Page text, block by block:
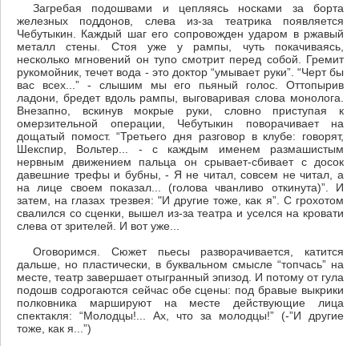
Загребая подошвами и цепляясь носками за борта
железных поддонов, слева из-за театрика появляется
Чебутыкин. Каждый шаг его сопровожден ударом в ржавый
металл стены. Стоя уже у рампы, чуть покачиваясь,
несколько мгновений он тупо смотрит перед собой. Гремит
рукомойник, течет вода - это доктор “умывает руки”. “Черт бы
вас всех...” - слышим мы его пьяный голос. Оттопырив
ладони, бредет вдоль рампы, выговаривая слова монолога.
Внезапно, вскинув мокрые руки, словно приступая к
омерзительной операции, Чебутыкин поворачивает на
дощатый помост. “Третьего дня разговор в клубе: говорят,
Шекспир, Вольтер... - с каждым именем размашистым
нервным движением пальца он срывает-сбивает с досок
давешние трефы и бубны, - Я не читал, совсем не читал, а
на лице своем показал... (голова чванливо откинута)”. И
затем, на глазах трезвея: "И другие тоже, как я”. С грохотом
свалился со сценки, вышел из-за театра и уселся на кровати
слева от зрителей. И вот уже...
Оговоримся. Сюжет пьесы разворачивается, катится
дальше, но пластически, в буквальном смысле “топчась” на
месте, театр завершает отыгранный эпизод. И потому от гула
подошв содрогаются сейчас обе сцены: под бравые выкрики
полковника маршируют на месте действующие лица
спектакля: “Молодцы!... Ах, что за молодцы!” (-”И другие
тоже, как я...”)